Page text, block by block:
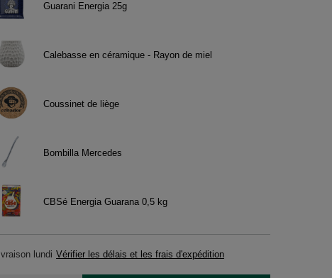
Guarani Energia 25g
Calebasse en céramique - Rayon de miel
Coussinet de liège
Bombilla Mercedes
CBSé Energia Guarana 0,5 kg
lundi Vérifier les délais et les frais d'expédition